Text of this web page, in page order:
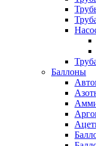
Баллоны